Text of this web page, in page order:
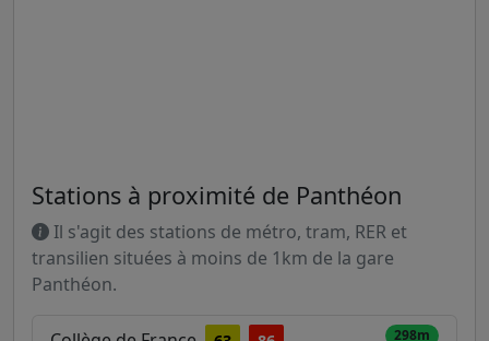
Stations à proximité de Panthéon
Il s'agit des stations de métro, tram, RER et
transilien situées à moins de 1km de la gare
Panthéon.
298m